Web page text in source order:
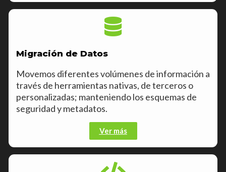
Migración de Datos
Movemos diferentes volúmenes de información a
través de herramientas nativas, de terceros o
personalizadas; manteniendo los esquemas de
seguridad y metadatos.
Ver más